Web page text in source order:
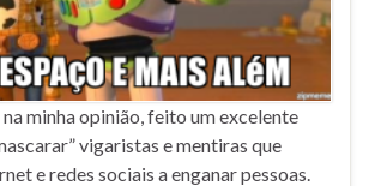
minha opinião, feito um excelente
vigaristas e mentiras que
e redes sociais a enganar pessoas.